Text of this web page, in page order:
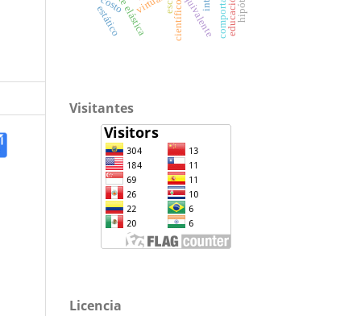
científico
estático
Visitantes
Licencia